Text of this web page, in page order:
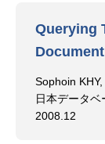
Querying
Sophoin
日本データベ
2008.12